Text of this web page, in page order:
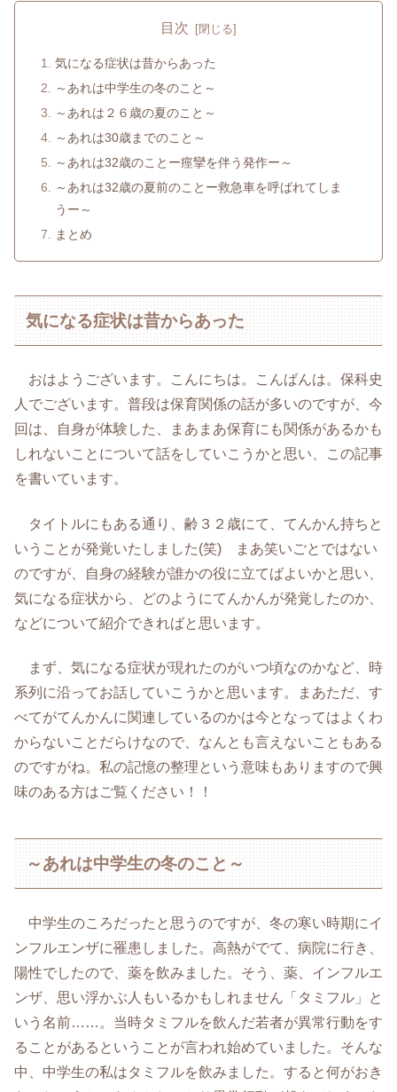
目次
気になる症状は昔からあった
～あれは中学生の冬のこと～
～あれは２６歳の夏のこと～
～あれは30歳までのこと～
～あれは32歳のことー痙攣を伴う発作ー～
～あれは32歳の夏前のことー救急車を呼ばれてしま
うー～
まとめ
気になる症状は昔からあった
おはようございます。こんにちは。こんばんは。保科史
人でございます。普段は保育関係の話が多いのですが、今
回は、自身が体験した、まあまあ保育にも関係があるかも
しれないことについて話をしていこうかと思い、この記事
を書いています。
タイトルにもある通り、齢３２歳にて、てんかん持ちと
いうことが発覚いたしました(笑) まあ笑いごとではない
のですが、自身の経験が誰かの役に立てばよいかと思い、
気になる症状から、どのようにてんかんが発覚したのか、
などについて紹介できればと思います。
まず、気になる症状が現れたのがいつ頃なのかなど、時
系列に沿ってお話していこうかと思います。まあただ、す
べてがてんかんに関連しているのかは今となってはよくわ
からないことだらけなので、なんとも言えないこともある
のですがね。私の記憶の整理という意味もありますので興
味のある方はご覧ください！！
～あれは中学生の冬のこと～
中学生のころだったと思うのですが、冬の寒い時期にイ
ンフルエンザに罹患しました。高熱がでて、病院に行き、
陽性でしたので、薬を飲みました。そう、薬、インフルエ
ンザ、思い浮かぶ人もいるかもしれません「タミフル」と
いう名前……。当時タミフルを飲んだ若者が異常行動をす
ることがあるということが言われ始めていました。そんな
中、中学生の私はタミフルを飲みました。すると何がおき